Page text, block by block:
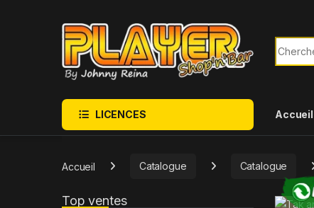
LICENCES Accueil
Accueil Catalogue Catalogue
Top ventes